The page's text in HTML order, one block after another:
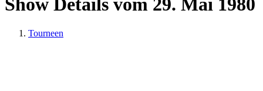
Show Details vom 29. Mai 1980
Tourneen